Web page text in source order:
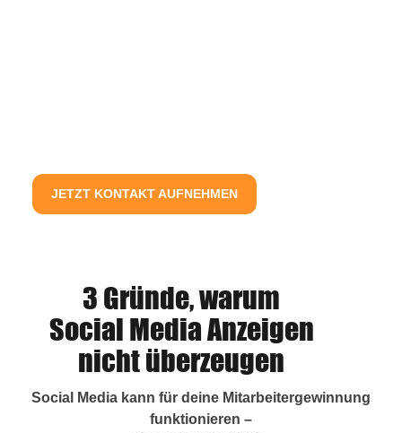
JETZT KONTAKT AUFNEHMEN
3 Gründe, warum
Social Media Anzeigen
nicht überzeugen
Social Media kann für deine Mitarbeitergewinnung
funktionieren –